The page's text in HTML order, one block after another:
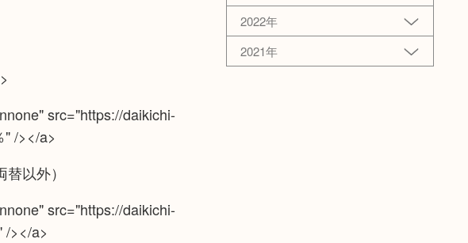
src="https://daikichi-
/></a>
以外）
src="https://daikichi-
/></a>
2022年
2021年